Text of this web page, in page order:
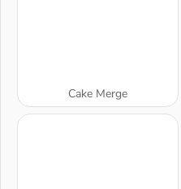
Cake Merge